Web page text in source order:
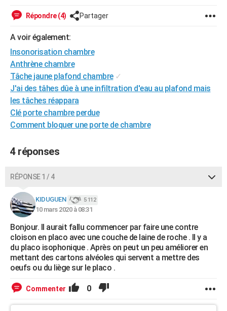
Répondre (4) Partager
A voir également:
Insonorisation chambre
Anthrène chambre
Tâche jaune plafond chambre ✓
J'ai des tâhes dûe à une infiltration d'eau au plafond mais
les tâches réappara
Clé porte chambre perdue
Comment bloquer une porte de chambre
4 réponses
RÉPONSE 1 / 4
KIDUGUEN 5 112
10 mars 2020 à 08:31
Bonjour. Il aurait fallu commencer par faire une contre
cloison en placo avec une couche de laine de roche . Il y a
du placo isophonique . Après on peut un peu améliorer en
mettant des cartons alvéoles qui servent a mettre des
oeufs ou du liège sur le placo .
Commenter 0